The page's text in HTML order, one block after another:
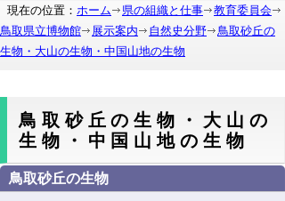
現在の位置： ホーム 県の組織と仕事
教育委員会
鳥取県立博物館
展示案内 自然史分野
鳥取砂丘の
生物・大山の生物・中国山地の生物
鳥取砂丘の生物・大山の
生物・中国山地の生物
鳥取砂丘の生物